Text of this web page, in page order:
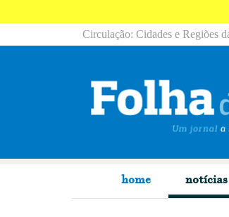
Circulação: Cidades e Regiões
home notícias